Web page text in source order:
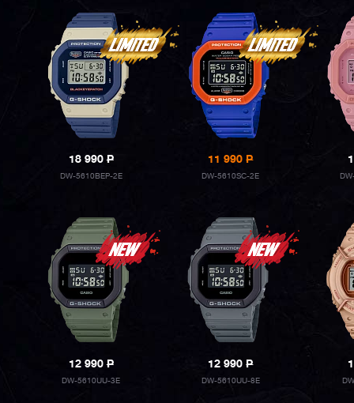
18 990P
DW-5610BEP-2E
11 990P
DW-5610SC-2E
12 990P
DW-5610UU-3E
12 990P
DW-5610UU-8E